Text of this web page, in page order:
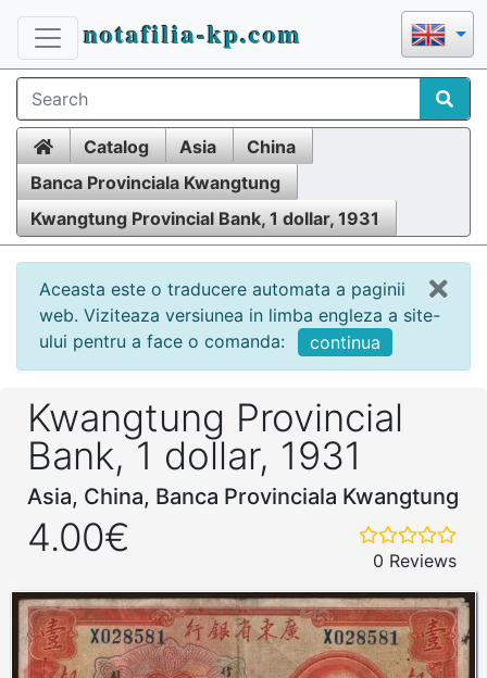
notafilia-kp.com
HomeCatalog Asia
China
Banca Provinciala Kwangtung
Kwangtung Provincial Bank, 1 dollar, 1931
Aceasta este o traducere automata a paginii
web. Viziteaza versiunea in limba engleza a site-
ului pentru a face o comanda:
continua
Kwangtung Provincial
Bank, 1 dollar, 1931
Asia, China, Banca Provinciala Kwangtung
4.00€
0 Reviews